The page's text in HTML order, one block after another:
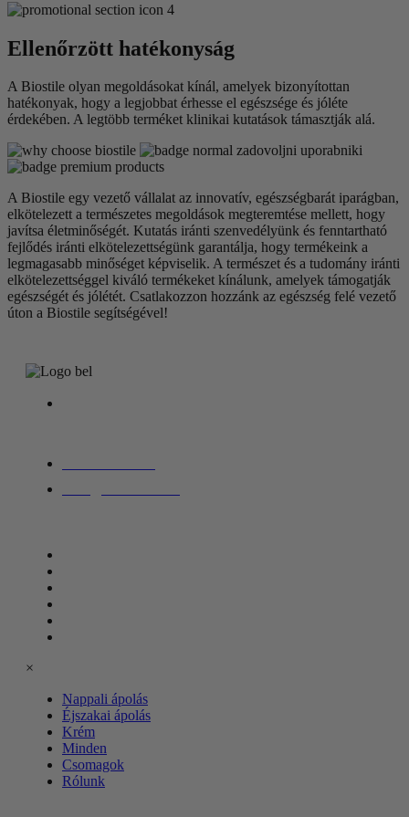
Ellenőrzött hatékonyság
A Biostile olyan megoldásokat kínál, amelyek bizonyítottan
hatékonyak, hogy a legjobbat érhesse el egészsége és jóléte
érdekében. A legtöbb terméket klinikai kutatások támasztják alá.
A Biostile egy vezető vállalat az innovatív, egészségbarát iparágban,
elkötelezett a természetes megoldások megteremtése mellett, hogy
javítsa életminőségét. Kutatás iránti szenvedélyünk és fenntartható
fejlődés iránti elkötelezettségünk garantálja, hogy termékeink a
legmagasabb minőséget képviselik. A természet és a tudomány iránti
elkötelezettséggel kiváló termékeket kínálunk, amelyek támogatják
egészségét és jólétét. Csatlakozzon hozzánk az egészség felé vezető
úton a Biostile segítségével!
×
Nappali ápolás
Éjszakai ápolás
Krém
Minden
Csomagok
Rólunk